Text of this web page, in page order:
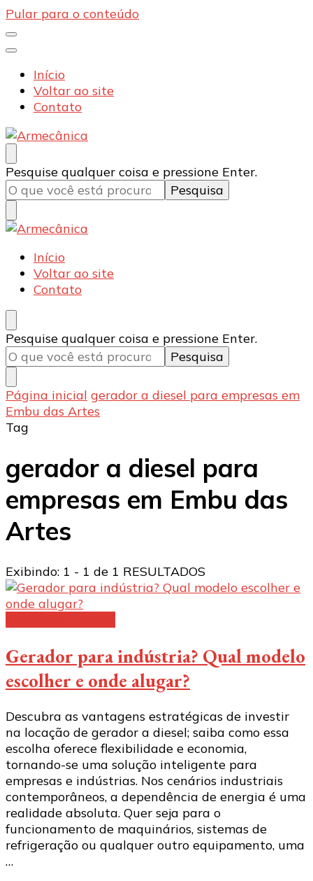
Pular para o conteúdo
Início
Voltar ao site
Contato
Armecânica
Blog
Procurando
algo?
Pesquise qualquer coisa e pressione Enter.
Armecânica
Blog
Início
Voltar ao site
Contato
Procurando
algo?
Pesquise qualquer coisa e pressione Enter.
Página inicial gerador a diesel para empresas em
Embu das Artes
Tag
gerador a diesel para
empresas em Embu das
Artes
Exibindo: 1 - 1 de 1 RESULTADOS
Gerador para indústria? Qual modelo
escolher e onde alugar?
Descubra as vantagens estratégicas de investir
na locação de gerador a diesel; saiba como essa
escolha oferece flexibilidade e economia,
tornando-se uma solução inteligente para
empresas e indústrias. Nos cenários industriais
contemporâneos, a dependência de energia é uma
realidade absoluta. Quer seja para o
funcionamento de maquinários, sistemas de
refrigeração ou qualquer outro equipamento, uma
…